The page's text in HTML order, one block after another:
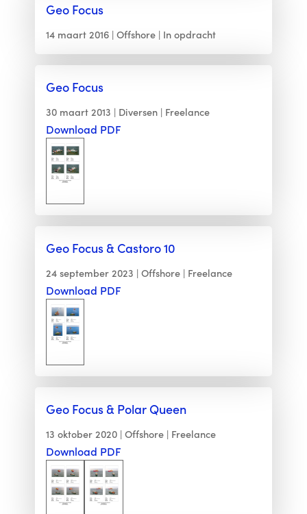
Geo Focus
14 maart 2016 Offshore In opdracht
Geo Focus
30 maart 2013 Diversen Freelance
Download PDF
Geo Focus & Castoro 10
24 september 2023 Offshore Freelance
Download PDF
Geo Focus & Polar Queen
13 oktober 2020 Offshore Freelance
Download PDF